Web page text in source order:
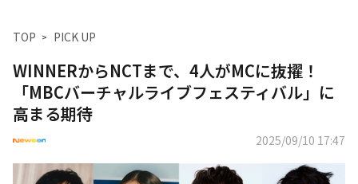
TOP PICK UP
WINNERからNCTまで、4人がMCに抜擢！
「MBCバーチャルライブフェスティバル」に
高まる期待
2025/09/10 17:47